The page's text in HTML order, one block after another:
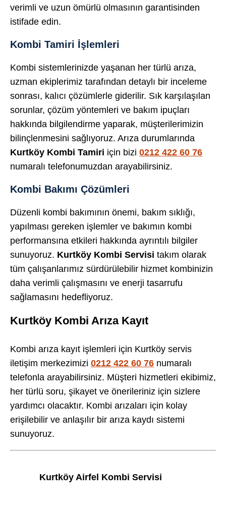
verimli ve uzun ömürlü olmasının garantisinden
istifade edin.
Kombi Tamiri İşlemleri
Kombi sistemlerinizde yaşanan her türlü arıza,
uzman ekiplerimiz tarafından detaylı bir inceleme
sonrası, kalıcı çözümlerle giderilir. Sık karşılaşılan
sorunlar, çözüm yöntemleri ve bakım ipuçları
hakkında bilgilendirme yaparak, müşterilerimizin
bilinçlenmesini sağlıyoruz. Arıza durumlarında
Kurtköy Kombi Tamiri için bizi 0212 422 60 76
numaralı telefonumuzdan arayabilirsiniz.
Kombi Bakımı Çözümleri
Düzenli kombi bakımının önemi, bakım sıklığı,
yapılması gereken işlemler ve bakımın kombi
performansına etkileri hakkında ayrıntılı bilgiler
sunuyoruz. Kurtköy Kombi Servisi takım olarak
tüm çalışanlarımız sürdürülebilir hizmet kombinizin
daha verimli çalışmasını ve enerji tasarrufu
sağlamasını hedefliyoruz.
Kurtköy Kombi Arıza Kayıt
Kombi arıza kayıt işlemleri için Kurtköy servis
iletişim merkezimizi 0212 422 60 76 numaralı
telefonla arayabilirsiniz. Müşteri hizmetleri ekibimiz,
her türlü soru, şikayet ve önerileriniz için sizlere
yardımcı olacaktır. Kombi arızaları için kolay
erişilebilir ve anlaşılır bir arıza kaydı sistemi
sunuyoruz.
Kurtköy Airfel Kombi Servisi